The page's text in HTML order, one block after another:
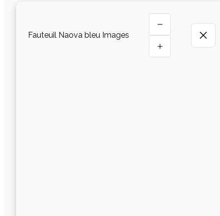
Fauteuil Naova bleu Images
−
+